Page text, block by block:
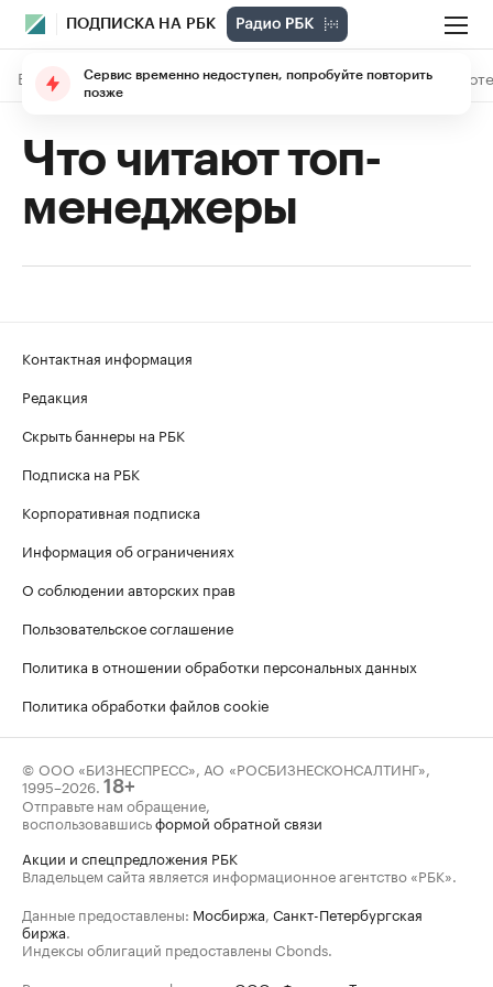
ПОДПИСКА НА РБК
В подписке Материалы Лекции The Economist
Что читают топ-
менеджеры
Контактная информация
Редакция
Скрыть баннеры на РБК
Подписка на РБК
Корпоративная подписка
Информация об ограничениях
О соблюдении авторских прав
Пользовательское соглашение
Политика в отношении обработки персональных данных
Политика обработки файлов cookie
© ООО «БИЗНЕСПРЕСС», АО «РОСБИЗНЕСКОНСАЛТИНГ»,
1995–2026. 18+
Отправьте нам обращение,
воспользовавшисьформой обратной связи
Акции и спецпредложения РБК
Владельцем сайта является информационное агентство «РБК».
Данные предоставлены: Мосбиржа, Санкт-Петербургская
биржа.
Индексы облигаций предоставлены Cbonds.
Сервис временно недоступен, попробуйте повторить
позже